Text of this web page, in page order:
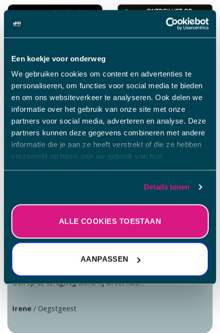
Een koekje voor onderweg
We gebruiken cookies om content en advertenties te
personaliseren, om functies voor social media te bieden
en om ons websiteverkeer te analyseren. Ook delen we
informatie over het gebruik van onze site met onze
partners voor social media, adverteren en analyse. Deze
partners kunnen deze gegevens combineren met andere
informatie die je aan ze heeft verstrekt of die ze hebben
verzameld op basis van uw gebruik van hun
services.Lees meer.
Sommige van de gegevens die worden verzameld, zijn
bedoeld voor personalisatie en het meten van de
effectiviteit van advertenties.
Details tonen
ALLE COOKIES TOESTAAN
AANPASSEN
Download
Bob
klanten-
app
voor
iOS
Download
klanten-
app
voor
iOS
PASSENGER FEEDBACK
POSITIEVE ERVARING
Mounir was precies op tijd, vriendelijk en hij reed uitstekend.
Ook op de terugweg stond hij direct klaar.
Irene / Oegstgeest